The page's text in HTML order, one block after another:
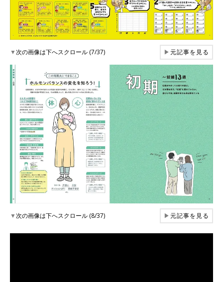
▼次の画像は下へスクロール (7/37) ▶元記事を見る
▼次の画像は下へスクロール (8/37) ▶元記事を見る